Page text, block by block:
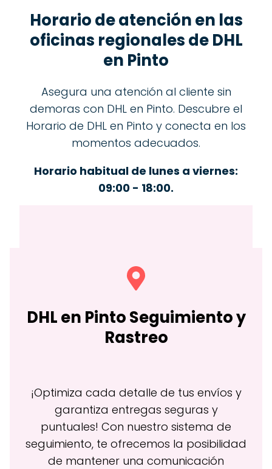
Horario de atención en las
oficinas regionales de DHL
en Pinto
Asegura una atención al cliente sin
demoras con DHL en Pinto. Descubre el
Horario de DHL en Pinto y conecta en los
momentos adecuados.
Horario habitual de lunes a viernes:
09:00 - 18:00.
DHL en PintoSeguimiento y
Rastreo
¡Optimiza cada detalle de tus envíos y
garantiza entregas seguras y
puntuales! Con nuestro sistema de
seguimiento, te ofrecemos la posibilidad
de mantener una comunicación